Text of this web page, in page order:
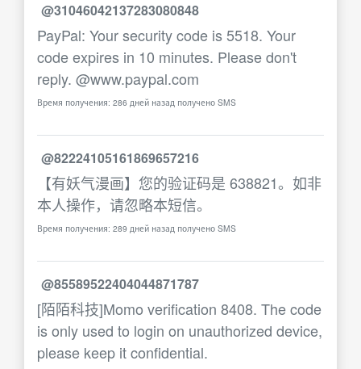
@31046042137283080848
PayPal: Your security code is 5518. Your
code expires in 10 minutes. Please don't
reply. @www.paypal.com
Время получения: 286 дней назад получено SMS
@82224105161869657216
【有妖气漫画】您的验证码是 638821。如非
本人操作，请忽略本短信。
Время получения: 289 дней назад получено SMS
@85589522404044871787
[陌陌科技]Momo verification 8408. The code
is only used to login on unauthorized device,
please keep it confidential.